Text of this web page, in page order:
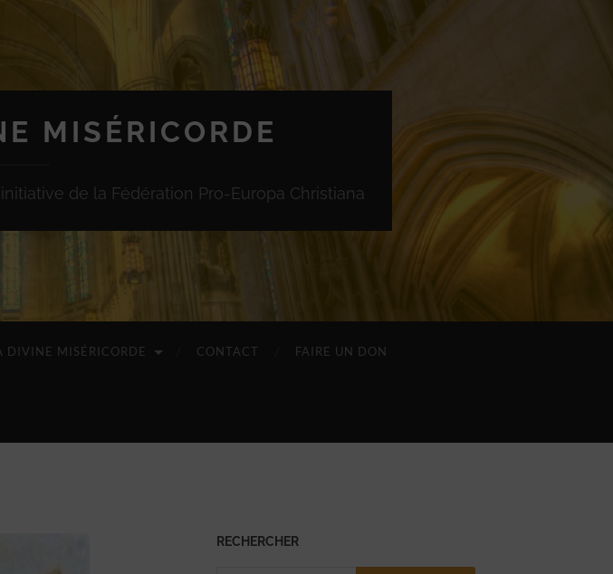
MISÉRICORDE
de la Fédération Pro-Europa Christiana
DIVINE MISÉRICORDE CONTACT FAIRE UN DON
RECHERCHER